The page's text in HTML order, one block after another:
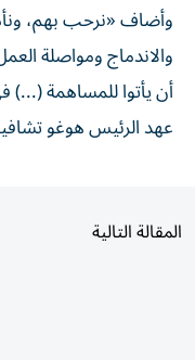
وأضاف «نرحب بهم،
والاندماج ومواصلة
أن يأتوا للمساهمة
عهد الرئيس هوغو
المقالة التالية